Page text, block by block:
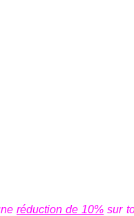
réduction de 10% sur